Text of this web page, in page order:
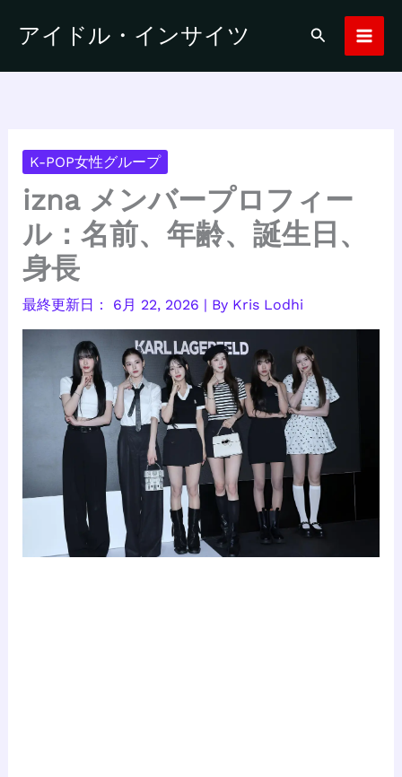
アイドル・インサイツ
検
K-POP女性グループ
izna メンバープロフィー
ル：名前、年齢、誕生日、
身長
6月 22, 2026 | By Kris Lodhi